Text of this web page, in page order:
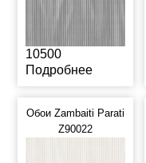
10500
Подробнее
Обои Zambaiti Parati
Z90022